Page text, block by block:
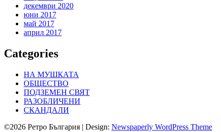
декември 2020
юни 2017
май 2017
април 2017
Categories
НА МУШКАТА
ОБЩЕСТВО
ПОДЗЕМЕН СВЯТ
РАЗОБЛИЧЕНИ
СКАНДАЛИ
©2026 Ретро България | Design: Newspaperly WordPress Theme